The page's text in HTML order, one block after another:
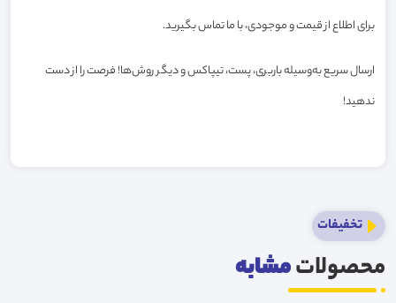
برای اطلاع از قیمت و موجودی، با ما تماس بگیرید.
ارسال سریع به‌وسیله باربری، پست، تیپاکس و دیگر روش‌ها! فرصت را از دست
ندهید!
تخفیفات
محصولاتمشابه